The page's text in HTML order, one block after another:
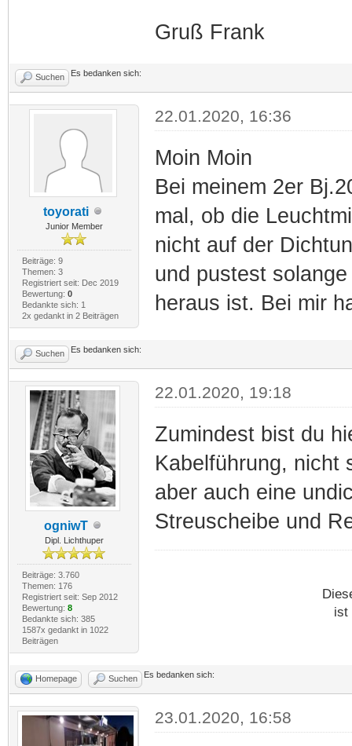
Gruß Frank
Suchen Es bedanken sich:
toyorati
Junior Member
Beiträge: 9
Themen: 3
Registriert seit: Dec 2019
Bewertung: 0
Bedankte sich: 1
2x gedankt in 2 Beiträgen
22.01.2020, 16:36
Moin Moin
Bei meinem 2er
mal, ob die
nicht auf der
und pustest
heraus ist. Bei mir
Suchen Es bedanken sich:
ogniwT
Dipl. Lichthuper
Beiträge: 3.760
Themen: 176
Registriert seit: Sep 2012
Bewertung: 8
Bedankte sich: 385
1587x gedankt in 1022
Beiträgen
22.01.2020, 19:18
Zumindest bist du
Kabelführung, nicht
aber auch eine
Streuscheibe und
ist
Homepage Suchen Es bedanken sich:
23.01.2020, 16:58